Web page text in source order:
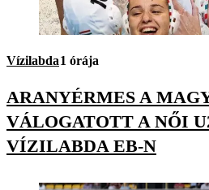
Vízilabda1 órája
ARANYÉRMES A
VÁLOGATOTT A NŐI
VÍZILABDA EB-N